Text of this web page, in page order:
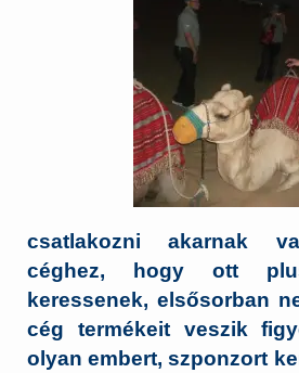
csatlakozni akarnak
céghez, hogy ott
keressenek, elsősorban
cég termékeit veszik
olyan embert, szponzort